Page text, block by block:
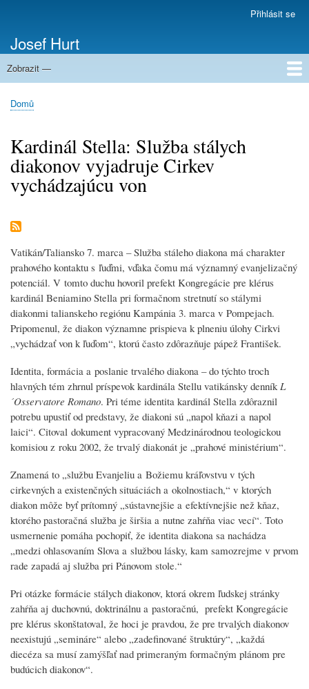
obsahu
uživatelského
účtu
Přihlásit se
Josef Hurt
Zobrazit —
Domů
Drobečková
Domů
Kardinál Stella: Služba stálych
diakonov vyjadruje Cirkev
vychádzajúcu von
Vatikán/Taliansko 7. marca – Služba stáleho diakona má charakter
prahového kontaktu s ľuďmi, vďaka čomu má významný evanjelizačný
potenciál. V tomto duchu hovoril prefekt Kongregácie pre klérus
kardinál Beniamino Stella pri formačnom stretnutí so stálymi
diakonmi talianskeho regiónu Kampánia 3. marca v Pompejach.
Pripomenul, že diakon významne prispieva k plneniu úlohy Cirkvi
„vychádzať von k ľuďom“, ktorú často zdôrazňuje pápež František.
Identita, formácia a poslanie trvalého diakona – do týchto troch
hlavných tém zhrnul príspevok kardinála Stellu vatikánsky denníkL
´Osservatore Romano. Pri téme identita kardinál Stella zdôraznil
potrebu upustiť od predstavy, že diakoni sú „napol kňazi a napol
laici“. Citoval dokument vypracovaný Medzinárodnou teologickou
komisiou z roku 2002, že trvalý diakonát je „prahové ministérium“.
Znamená to „službu Evanjeliu a Božiemu kráľovstvu v tých
cirkevných a existenčných situáciách a okolnostiach,“ v ktorých
diakon môže byť prítomný „sústavnejšie a efektívnejšie než kňaz,
ktorého pastoračná služba je širšia a nutne zahŕňa viac vecí“. Toto
usmernenie pomáha pochopiť, že identita diakona sa nachádza
„medzi ohlasovaním Slova a službou lásky, kam samozrejme v prvom
rade zapadá aj služba pri Pánovom stole.“
Pri otázke formácie stálych diakonov, ktorá okrem ľudskej stránky
zahŕňa aj duchovnú, doktrinálnu a pastoračnú, prefekt Kongregácie
pre klérus skonštatoval, že hoci je pravdou, že pre trvalých diakonov
neexistujú „semináre“ alebo „zadefinované štruktúry“, „každá
diecéza sa musí zamýšľať nad primeraným formačným plánom pre
budúcich diakonov“.